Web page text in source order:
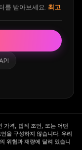
를 받아보세요. 최고
가격, 법적 조언, 또는 어떤
을 구성하지 않습니다. 우리
위험과 재량에 달려 있습니